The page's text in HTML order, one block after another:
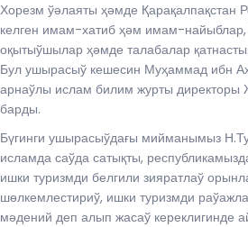
Хорезм ўәлаяты ҳәмде Қарақалпақстан
келген имам-хатиб ҳәм имам-
оқытыўшылар ҳәмде талабалар қатнасты.
Бул ушырасыў кешесин Муҳаммад ибн
арнаўлы ислам билим журты директоры
барды.
Бүгинги ушырасыўдағы мийманымыз
исламда саўда сатықты,
ишки туризмди белгили зияратлаў
шөлкемлестириў, ишки туризмди
мәдений деп алып жасаў кереклигинде